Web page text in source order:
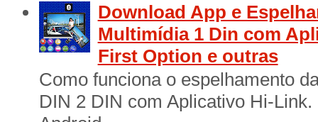
Download App e
Multimídia 1 Din com
First Option e outras
Como funciona o espelhamento
DIN 2 DIN com Aplicativo Hi-